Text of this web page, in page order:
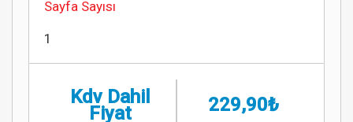
Sayfa Sayısı
1
Kdv Dahil
Fiyat 229,90₺